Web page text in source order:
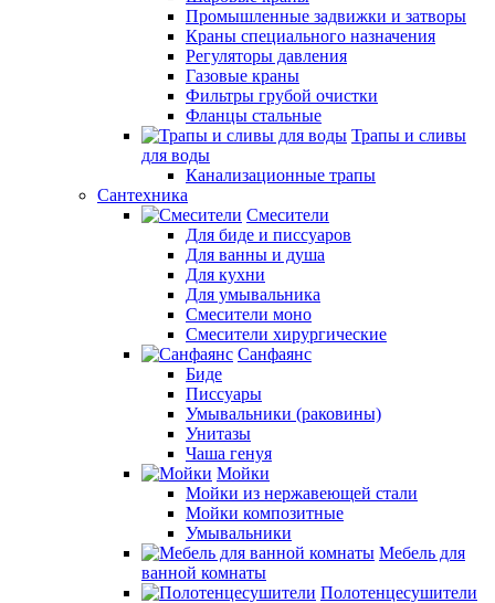
Промышленные задвижки и затворы
Краны специального назначения
Регуляторы давления
Газовые краны
Фильтры грубой очистки
Фланцы стальные
Трапы и сливы
для воды
Канализационные трапы
Сантехника
Смесители
Для биде и писсуаров
Для ванны и душа
Для кухни
Для умывальника
Смесители моно
Смесители хирургические
Санфаянс
Биде
Писсуары
Умывальники (раковины)
Унитазы
Чаша генуя
Мойки
Мойки из нержавеющей стали
Мойки композитные
Умывальники
Мебель для
ванной комнаты
Полотенцесушители